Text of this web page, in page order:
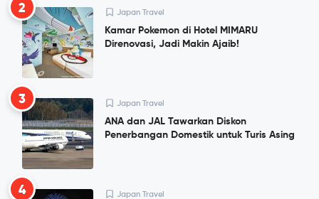
2 Japan Travel
Kamar Pokemon di Hotel MIMARU
Direnovasi, Jadi Makin Ajaib!
3 Japan Travel
ANA dan JAL Tawarkan Diskon
Penerbangan Domestik untuk Turis Asing
4 Japan Travel